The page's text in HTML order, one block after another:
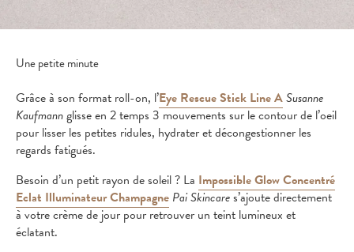
Une petite minute
Grâce à son format roll-on, l’Eye Rescue Stick Line ASusanne
Kaufmannglisse en 2 temps 3 mouvements sur le contour de l’oeil
pour lisser les petites ridules, hydrater et décongestionner les
regards fatigués.
Besoin d’un petit rayon de soleil ? La Impossible Glow Concentré
Eclat Illuminateur Champagne Pai Skincares’ajoute directement
à votre crème de jour pour retrouver un teint lumineux et
éclatant.